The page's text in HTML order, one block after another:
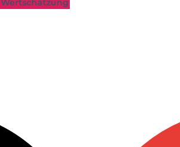
Wertschätzung